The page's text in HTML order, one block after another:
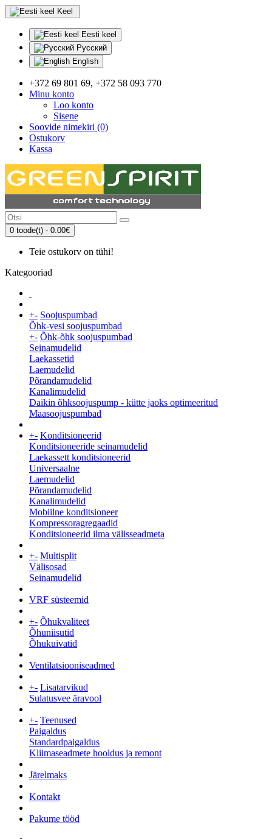
Keel
Eesti keel
Русский
English
+372 69 801 69, +372 58 093 770
Minu konto
Loo konto
Sisene
Soovide nimekiri (0)
Ostukorv
Kassa
0 toode(t) - 0.00€
Teie ostukorv on tühi!
Kategooriad
+- Soojuspumbad
Õhk-vesi soojuspumbad
+- Õhk-õhk soojuspumbad
Seinamudelid
Laekassetid
Laemudelid
Põrandamudelid
Kanalimudelid
Daikin õhksoojuspump - kütte jaoks optimeeritud
Maasoojuspumbad
+- Konditsioneerid
Konditsioneeride seinamudelid
Laekassett konditsioneerid
Universaalne
Laemudelid
Põrandamudelid
Kanalimudelid
Mobiilne konditsioneer
Kompressoragregaadid
Konditsioneerid ilma välisseadmeta
+- Multisplit
Välisosad
Seinamudelid
VRF süsteemid
+- Õhukvaliteet
Õhuniisutid
Õhukuivatid
Ventilatsiooniseadmed
+- Lisatarvikud
Sulatusvee äravool
+- Teenused
Paigaldus
Standardpaigaldus
Kliimaseadmete hooldus ja remont
Järelmaks
Kontakt
Pakume tööd